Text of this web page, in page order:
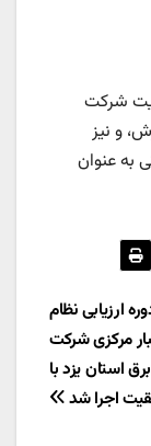
شرکت
و نیز
به عنوان
ارزیابی نظام
مرکزی شرکت
استان یزد با
اجرا شد